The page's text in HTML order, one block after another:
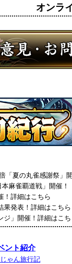
オンラ
「夏の丸雀感謝祭」
麻雀覇道戦」開催！
！詳細はこちら
果発表！詳細はこちら
ジ」開催！詳細はこ
ント紹介
ゃん旅行記